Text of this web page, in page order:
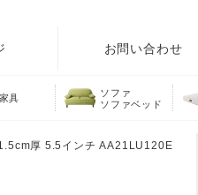
お問い合わせ
具
ソファ
ソファベッド
厚 5.5インチ AA21LU120E